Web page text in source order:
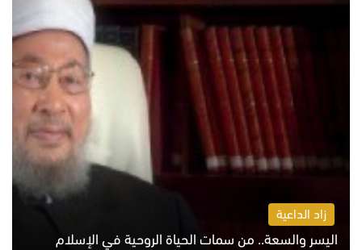
زاد الداعية
اليسر والسعة.. من سمات الحياة الروحية في الإسلام